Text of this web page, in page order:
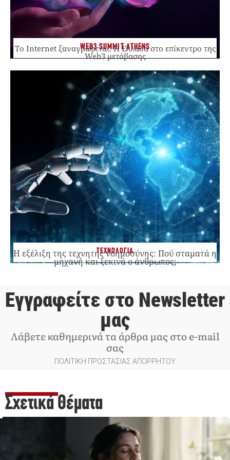
WEB3 SUMMIT ATHENS
Το Internet ξαναγράφεται. Η Ελλάδα στο επίκεντρο της
Web3 μετάβασης
ΤΕΧΝΟΛΟΓΙΑ
Η εξέλιξη της τεχνητής νοημοσύνης: Πού σταματά η
μηχανή και ξεκινά ο άνθρωπος;
Εγγραφείτε στο Newsletter
μας
Λάβετε καθημερινά τα άρθρα μας στο e-mail
σας
ΠΟΛΙΤΙΚΗ ΠΡΟΣΤΑΣΙΑΣ ΑΠΟΡΡΗΤΟΥ
Σχετικά Θέματα